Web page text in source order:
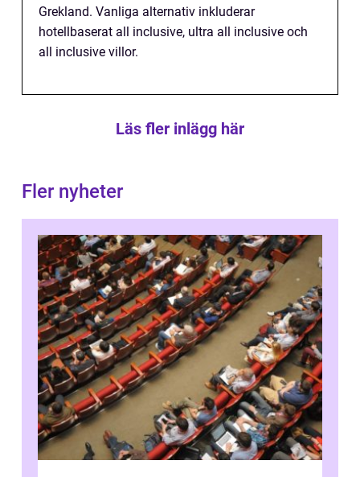
Grekland. Vanliga alternativ inkluderar
hotellbaserat all inclusive, ultra all inclusive och
all inclusive villor.
Läs fler inlägg här
Fler nyheter